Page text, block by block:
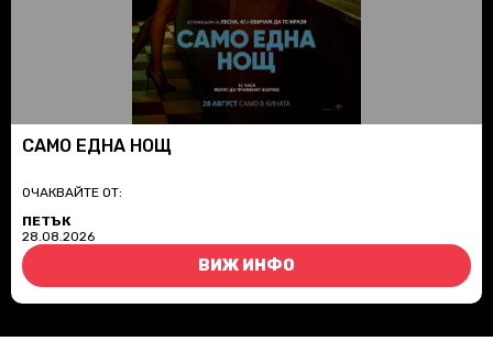
САМО ЕДНА НОЩ
ОЧАКВАЙТЕ ОТ:
ПЕТЪК
28.08.2026
ВИЖ ИНФО